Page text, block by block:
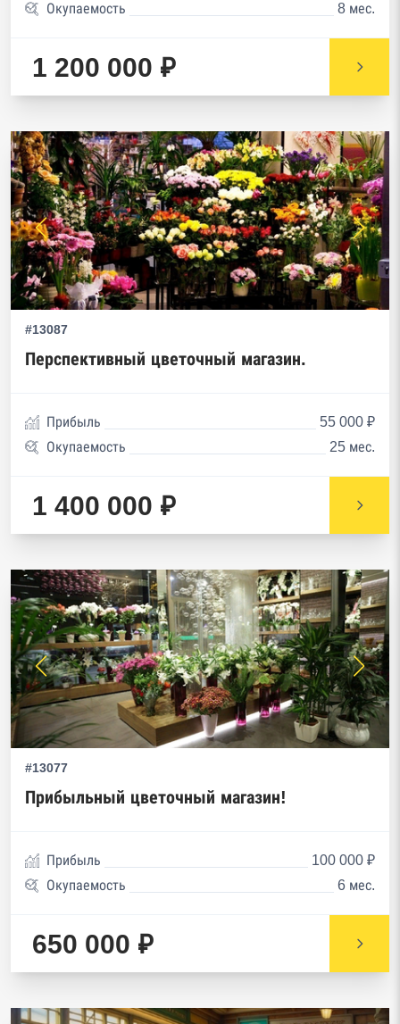
Окупаемость
8 мес.
1 200 000 ₽
#13087
Перспективный цветочный магазин.
Прибыль
55 000 ₽
Окупаемость
25 мес.
1 400 000 ₽
#13077
Прибыльный цветочный магазин!
Прибыль
100 000 ₽
Окупаемость
6 мес.
650 000 ₽